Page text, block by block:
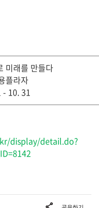
미래를 만들다
플라자
- 10. 31
display/detail.do?